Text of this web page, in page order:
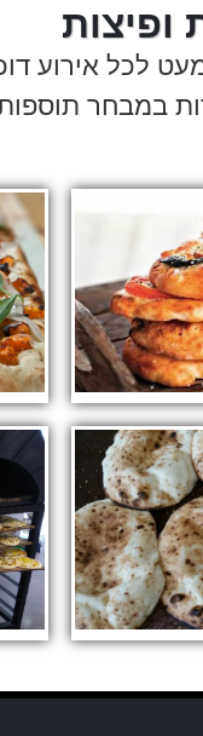
ופיצות
לכל אירוע
במבחר